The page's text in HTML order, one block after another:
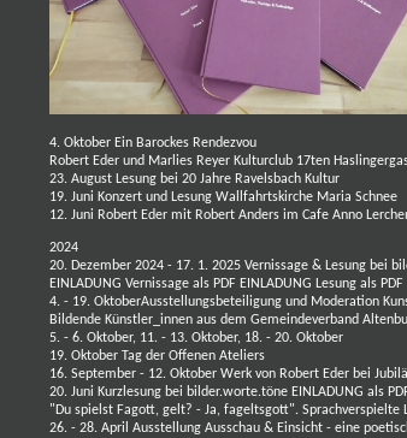
4. Oktober Ein Barockes Rendezvou
Robert Eder und Marlies Reyer Kulturclub 17ten
23. August Lesung bei 20 Jahre Ravelsbach Kultur
19. Juni Konzert und Lesung Wallfahrtskirche Maria Schnee
12. Juni Robert Eder mit Robert Anders im Cafe Anno
2024
20. Dezember 2024 - 17. 1. 2025 Vernissage & Lesung bei
EINLADUNG Vernissage als PDF EINLADUNG Lesung als PDF
4. - 19. OktoberAusstellungsbeteiligung und Moderation
Bildende Künstler_innen aus dem Gemeindeverband
5. - 6. Oktober, 11. - 13. Oktober, 18. - 20. Oktober
19. Oktober Tag der Offenen Ateliers
16. September - 12. Oktober Werk von Robert Eder bei
20. Juni Kurzlesung bei bilder.worte.töne EINLADUNG als
"Du spielst Fagott, gelt? - Ja, fageltsgott". Sprachverspielte
26. - 28. April Ausstellung Ausschau & Einsicht - eine